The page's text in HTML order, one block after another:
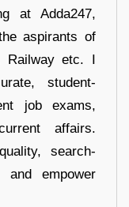
at Adda247,
aspirants of
etc. I
student-
job exams,
affairs.
search-
empower